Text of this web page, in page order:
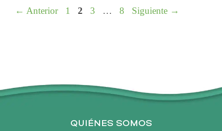
← Anterior Página
1 Página
2 Página
3 … Página
8 Siguiente →
QUIÉNES SOMOS